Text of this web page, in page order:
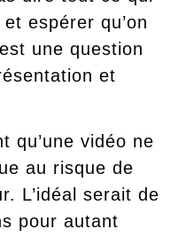
espérer qu’on
une question
et
qu’une vidéo ne
au risque de
L’idéal serait de
pour autant